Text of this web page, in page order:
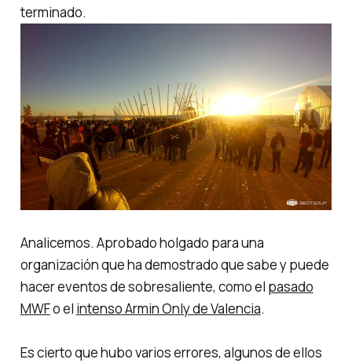
terminado.
Analicemos. Aprobado holgado para una
organización que ha demostrado que sabe y puede
hacer eventos de sobresaliente, como el pasado
MWFo el intensoArmin Only de Valencia.
Es cierto que hubo varios errores, algunos de ellos